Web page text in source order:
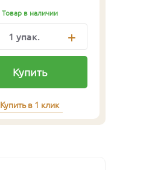
Товар в наличии
1 упак.
Купить
Купить в 1 клик